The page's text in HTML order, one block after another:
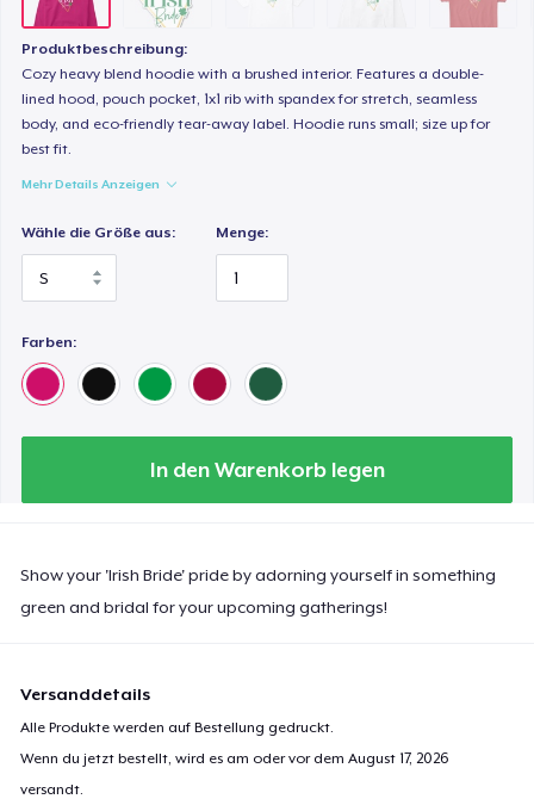
Produktbeschreibung:
Cozy heavy blend hoodie with a brushed interior. Features a double-
lined hood, pouch pocket, 1x1 rib with spandex for stretch, seamless
body, and eco-friendly tear-away label. Hoodie runs small; size up for
best fit.
Mehr Details Anzeigen
Wähle die Größe aus: Menge:
Farben:
In den Warenkorb legen
Show your 'Irish Bride' pride by adorning yourself in something
green and bridal for your upcoming gatherings!
Versanddetails
Alle Produkte werden auf Bestellung gedruckt.
Wenn du jetzt bestellt, wird es am oder vor demAugust 17, 2026
versandt.
24,99 $
Classic Long Sleeve Tee
36,99 $
24,99 $